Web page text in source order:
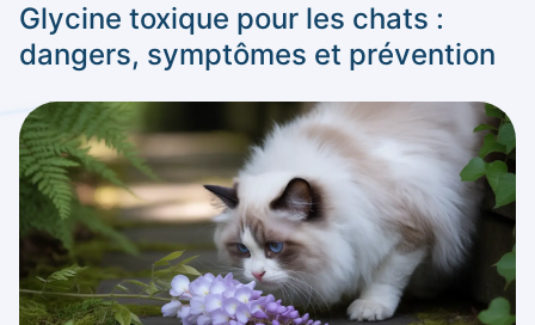
Glycine toxique pour les chats :
dangers, symptômes et prévention